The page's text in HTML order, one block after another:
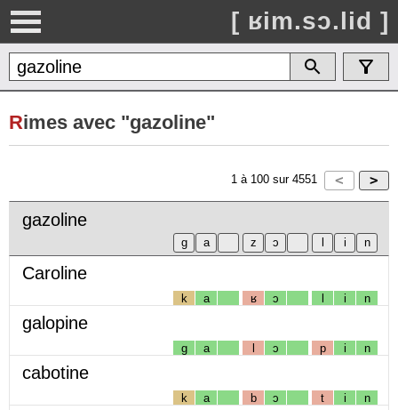
[ ʁim.sɔ.lid ]
Rimes avec "gazoline"
1 à 100 sur 4551
gazoline
Caroline
k a ʁ ɔ l i n
galopine
g a l ɔ p i n
cabotine
k a b ɔ t i n